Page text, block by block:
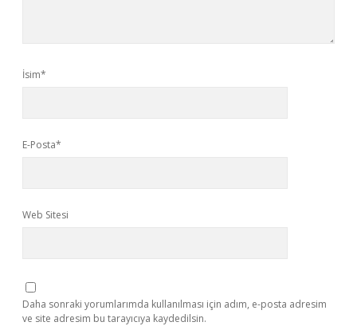
İsim*
E-Posta*
Web Sitesi
Daha sonraki yorumlarımda kullanılması için adım, e-posta adresim
ve site adresim bu tarayıcıya kaydedilsin.